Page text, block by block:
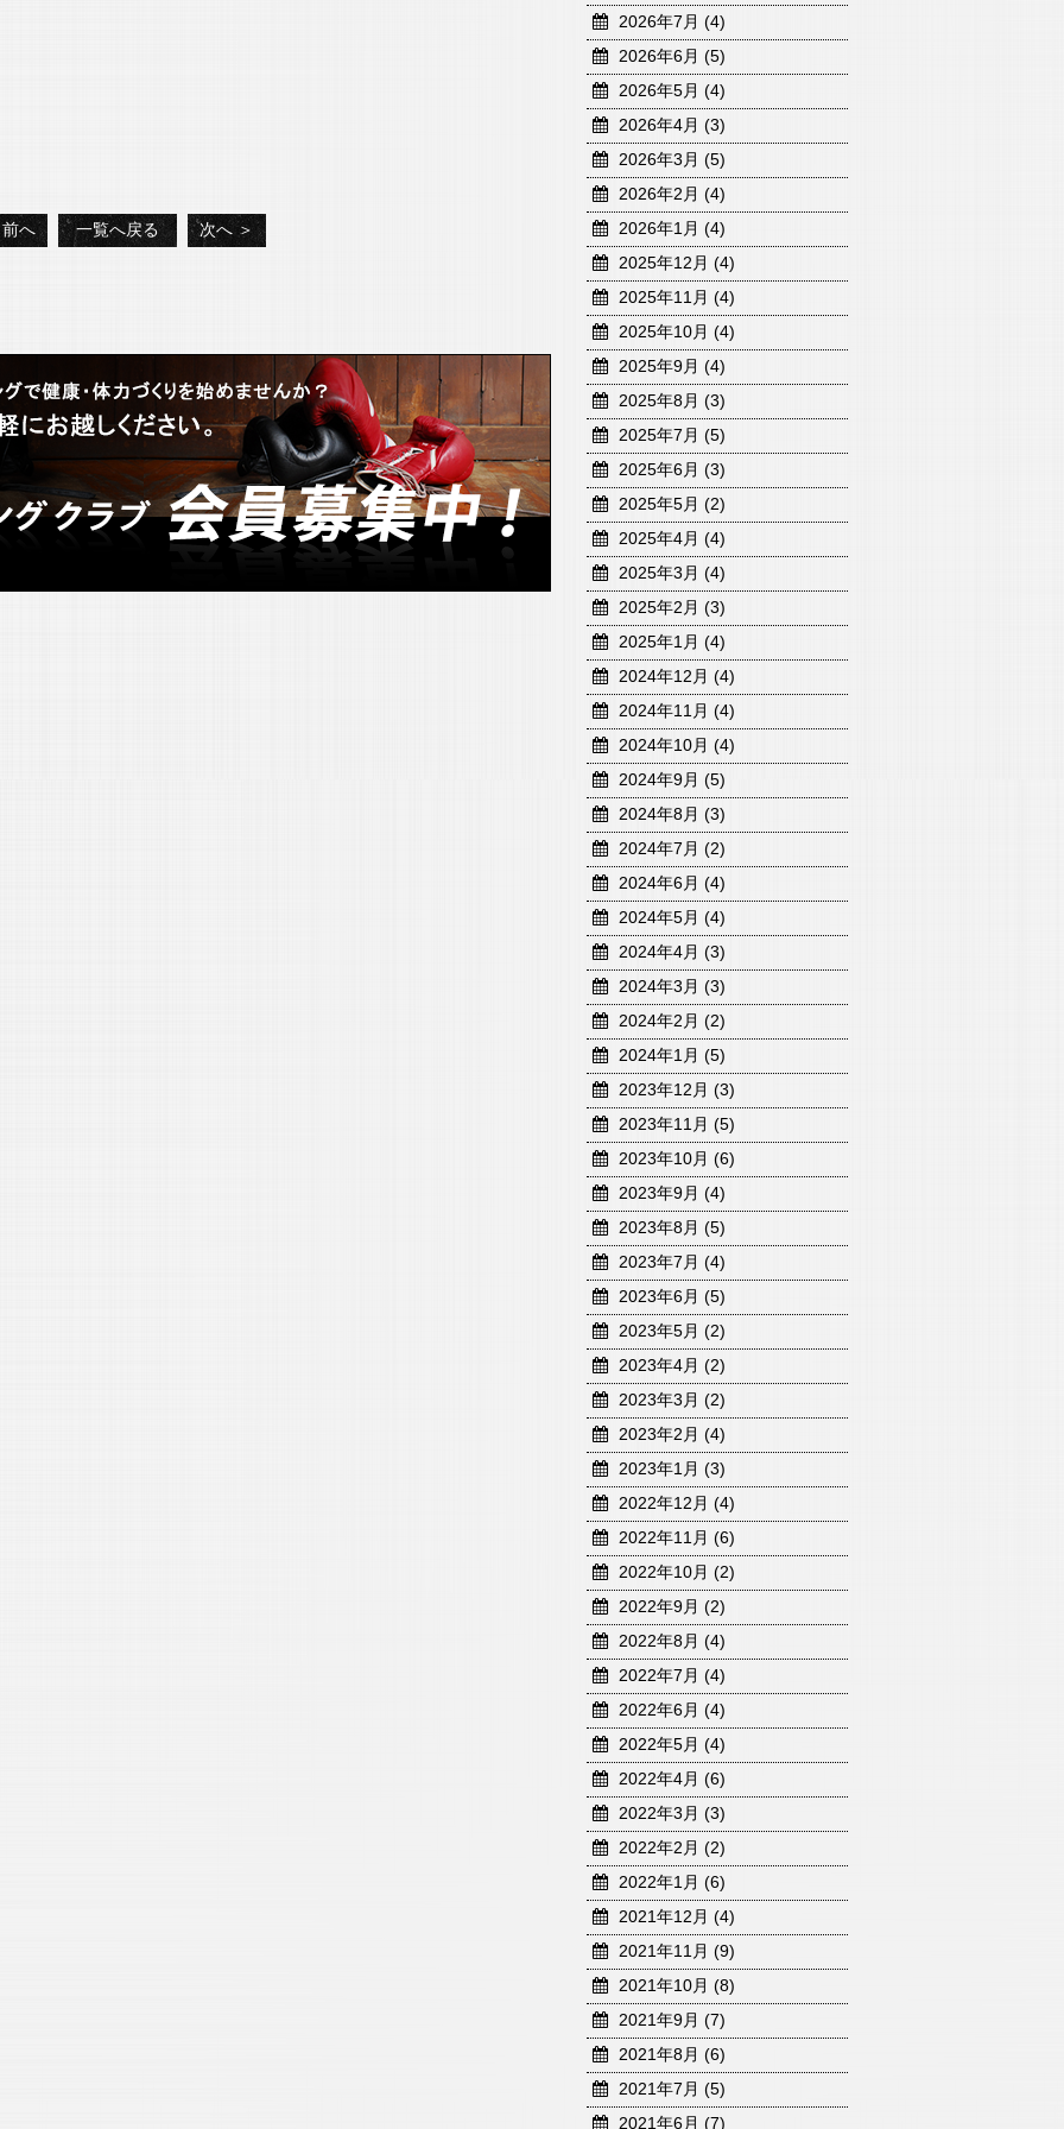
へ 一覧へ戻る 次へ ＞
2026年7月 (4)
2026年6月 (5)
2026年5月 (4)
2026年4月 (3)
2026年3月 (5)
2026年2月 (4)
2026年1月 (4)
2025年12月 (4)
2025年11月 (4)
2025年10月 (4)
2025年9月 (4)
2025年8月 (3)
2025年7月 (5)
2025年6月 (3)
2025年5月 (2)
2025年4月 (4)
2025年3月 (4)
2025年2月 (3)
2025年1月 (4)
2024年12月 (4)
2024年11月 (4)
2024年10月 (4)
2024年9月 (5)
2024年8月 (3)
2024年7月 (2)
2024年6月 (4)
2024年5月 (4)
2024年4月 (3)
2024年3月 (3)
2024年2月 (2)
2024年1月 (5)
2023年12月 (3)
2023年11月 (5)
2023年10月 (6)
2023年9月 (4)
2023年8月 (5)
2023年7月 (4)
2023年6月 (5)
2023年5月 (2)
2023年4月 (2)
2023年3月 (2)
2023年2月 (4)
2023年1月 (3)
2022年12月 (4)
2022年11月 (6)
2022年10月 (2)
2022年9月 (2)
2022年8月 (4)
2022年7月 (4)
2022年6月 (4)
2022年5月 (4)
2022年4月 (6)
2022年3月 (3)
2022年2月 (2)
2022年1月 (6)
2021年12月 (4)
2021年11月 (9)
2021年10月 (8)
2021年9月 (7)
2021年8月 (6)
2021年7月 (5)
2021年6月 (7)